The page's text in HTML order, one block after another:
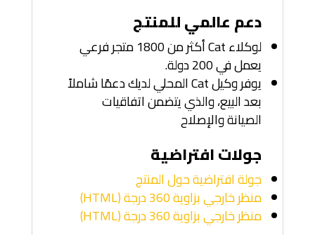
دعم عالمي للمنتج
لوكلاء Cat أكثر من 1800 متجر فرعي
يعمل في 200 دولة.
يوفر وكيل Cat المحلي لديك دعمًا شاملاً
بعد البيع، والذي يتضمن اتفاقيات
الصيانة والإصلاح
جولات افتراضية
جولة افتراضية حول المنتج
منظر خارجي بزاوية 360 درجة (HTML)
منظر خارجي بزاوية 360 درجة (HTML)